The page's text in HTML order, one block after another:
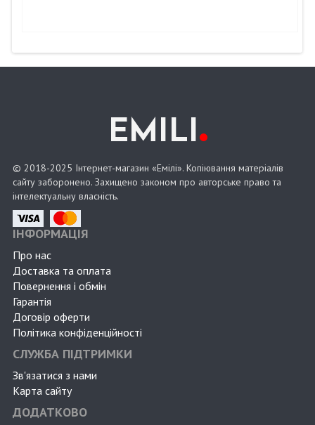
EMILI.
© 2018-2025 Інтернет-магазин «Емілі». Копіювання матеріалів
сайту заборонено. Захищено законом про авторське право та
інтелектуальну власність.
ІНФОРМАЦІЯ
Про нас
Доставка та оплата
Повернення і обмін
Гарантія
Договір оферти
Політика конфіденційності
СЛУЖБА ПІДТРИМКИ
Зв'язатися з нами
Карта сайту
ДОДАТКОВО